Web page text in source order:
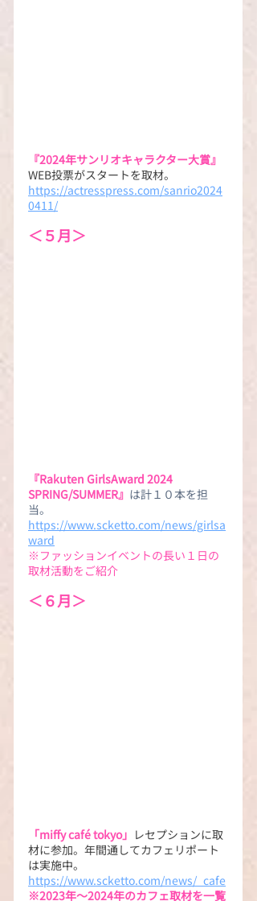
『2024年サンリオキャラクター大賞』
WEB投票がスタートを取材。
https://actresspress.com/sanrio2024
0411/
＜５月＞
『Rakuten GirlsAward 2024
SPRING/SUMMER』 は計１０本を担
当。
https://www.scketto.com/news/girlsa
ward
※ファッションイベントの長い１日の
取材活動をご紹介
＜６月＞
「miffy café tokyo」 レセプションに取
材に参加。年間通してカフェリポート
は実施中。
https://www.scketto.com/news/_cafe
※2023年～2024年のカフェ取材を一覧